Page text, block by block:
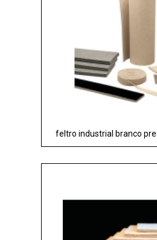
feltro industrial branco